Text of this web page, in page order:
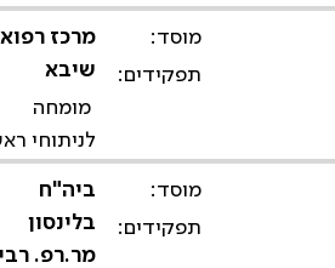
ראש
צוואר,
המערך
האונקולוגי
מוסד:
תפקידים:
מרכז
שיבא
מומחה
לניתוחי
מוסד:
תפקידים:
ביה"ח
בלינסון
מר.רפ.